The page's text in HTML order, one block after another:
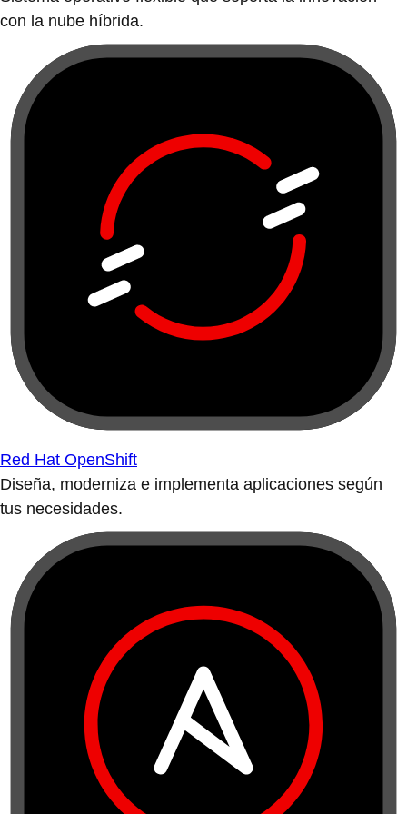
con la nube híbrida.
Red Hat OpenShift
Diseña, moderniza e implementa aplicaciones según
tus necesidades.